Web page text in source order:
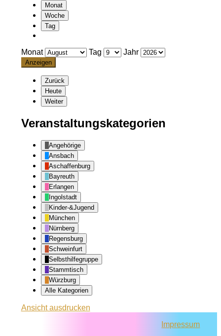
Monat
Woche
Tag
Monat Tag Jahr
Zurück
Heute
Weiter
Veranstaltungskategorien
Angehörige
Ansbach
Aschaffenburg
Bayreuth
Erlangen
Ingolstadt
Kinder-&Jugend
München
Nürnberg
Regensburg
Schweinfurt
Selbsthilfegruppe
Stammtisch
Würzburg
Alle Kategorien
Ansichtausdrucken
Impressum